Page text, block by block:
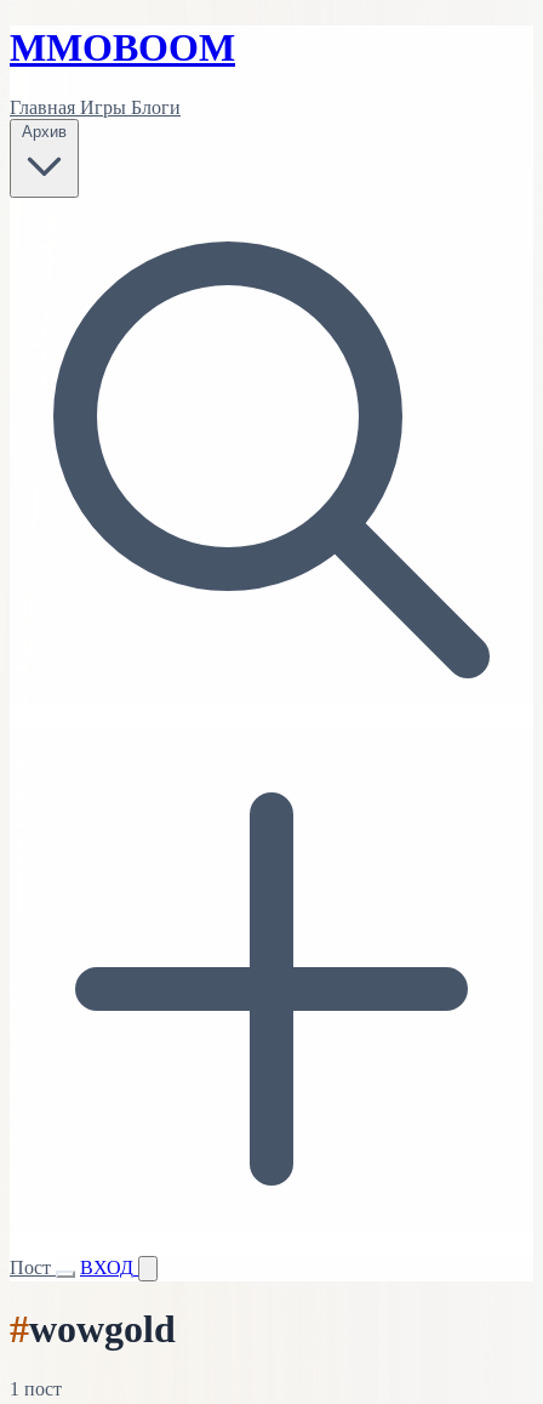
MMOBOOM
Главная Игры Блоги
Архив
Пост ВХОД
#wowgold
1 пост